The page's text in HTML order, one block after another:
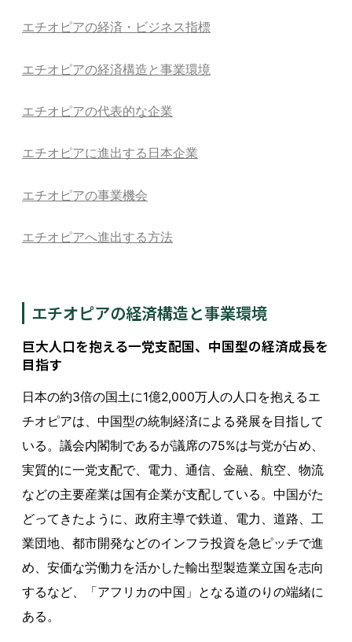
エチオピアの経済・ビジネス指標
エチオピアの経済構造と事業環境
エチオピアの代表的な企業
エチオピアに進出する日本企業
エチオピアの事業機会
エチオピアへ進出する方法
エチオピアの経済構造と事業環境
巨大人口を抱える一党支配国、中国型の経済成長を
目指す
日本の約3倍の国土に1億2,000万人の人口を抱えるエ
チオピアは、中国型の統制経済による発展を目指して
いる。議会内閣制であるが議席の75%は与党が占め、
実質的に一党支配で、電力、通信、金融、航空、物流
などの主要産業は国有企業が支配している。中国がた
どってきたように、政府主導で鉄道、電力、道路、工
業団地、都市開発などのインフラ投資を急ピッチで進
め、安価な労働力を活かした輸出型製造業立国を志向
するなど、「アフリカの中国」となる道のりの端緒に
ある。